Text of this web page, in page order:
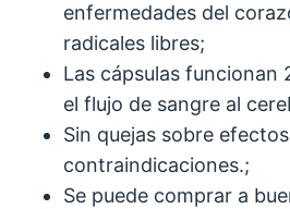
enfermedades del
radicales libres;
Las cápsulas funcionan
el flujo de sangre al
Sin quejas sobre
contraindicaciones.;
Se puede comprar a